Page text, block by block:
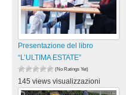
Presentazione del libro
“L’ULTIMA ESTATE”
(No Ratings Yet)
145 views visualizzazioni